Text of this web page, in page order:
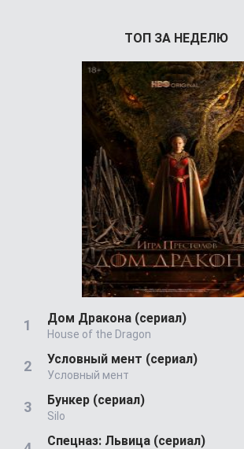
ТОП ЗА НЕДЕЛЮ
Дом Дракона (сериал)
House of the Dragon
Условный мент (сериал)
Условный мент
Бункер (сериал)
Silo
Спецназ: Львица (сериал)